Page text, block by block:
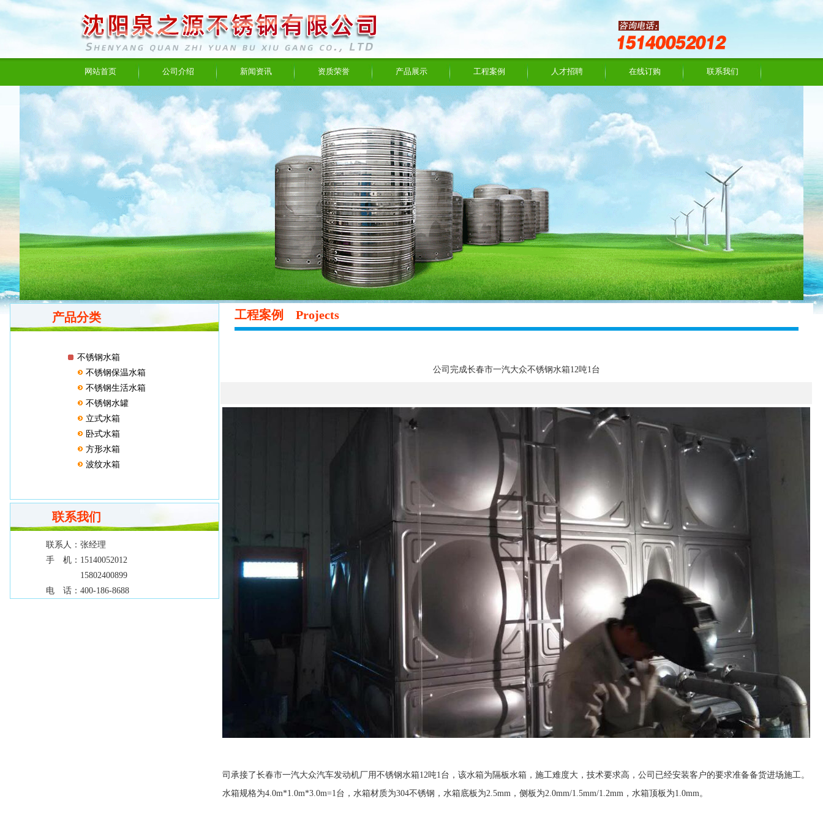
网站首页 公司介绍 新闻资讯 资质荣誉 产品展示 工程案例 人才招聘 在线订购 联系我们
产品分类
不锈钢水箱
不锈钢保温水箱
不锈钢生活水箱
不锈钢水罐
立式水箱
卧式水箱
方形水箱
波纹水箱
联系我们
联系人： 张经理
手 机： 15140052012
15802400899
电 话： 400-186-8688
工程案例 Projects
公司完成长春市一汽大众不锈钢水箱12吨1台
司承接了长春市一汽大众汽车发动机厂用不锈钢水箱12吨1台，该水箱为隔板水箱，施工难度大，技术要求高，公司已经安装客户的要求准备备货进场施工。
水箱规格为4.0m*1.0m*3.0m=1台，水箱材质为304不锈钢，水箱底板为2.5mm，侧板为2.0mm/1.5mm/1.2mm，水箱顶板为1.0mm。